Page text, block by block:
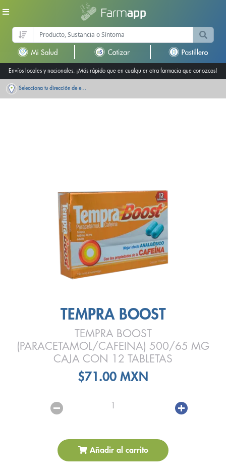
Envíos locales y nacionales. ¡Más rápido que en cualquier otra farmacia que conozcas!
Selecciona tu dirección de entrega
TEMPRA BOOST
TEMPRA BOOST
(PARACETAMOL/CAFEINA) 500/65 MG
CAJA CON 12 TABLETAS
$71.00 MXN
1
Añadir al carrito